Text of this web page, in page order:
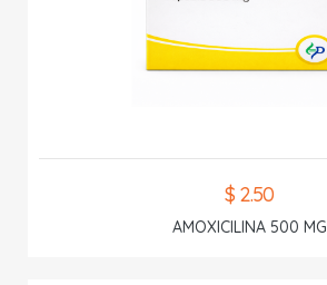
$ 2.50
AMOXICILINA 500 MG